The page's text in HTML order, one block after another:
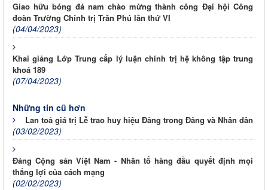
Giao hữu bóng đá nam chào mừng thành công Đại hội Công
đoàn Trường Chính trị Trần Phú lần thứ VI
(04/04/2023)
Khai giảng Lớp Trung cấp lý luận chính trị hệ không tập trung
khoá 189
(07/04/2023)
Những tin cũ hơn
Lan toả giá trị Lễ trao huy hiệu Đảng trong Đảng và Nhân dân
(03/02/2023)
Đảng Cộng sản Việt Nam - Nhân tố hàng đầu quyết định mọi
thắng lợi của cách mạng
(02/02/2023)